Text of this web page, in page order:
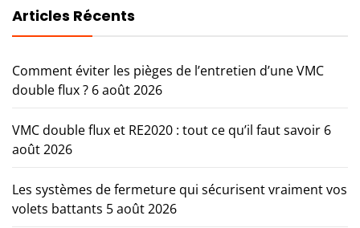
Articles Récents
Comment éviter les pièges de l’entretien d’une VMC
double flux ? 6 août 2026
VMC double flux et RE2020 : tout ce qu’il faut savoir 6
août 2026
Les systèmes de fermeture qui sécurisent vraiment vos
volets battants 5 août 2026